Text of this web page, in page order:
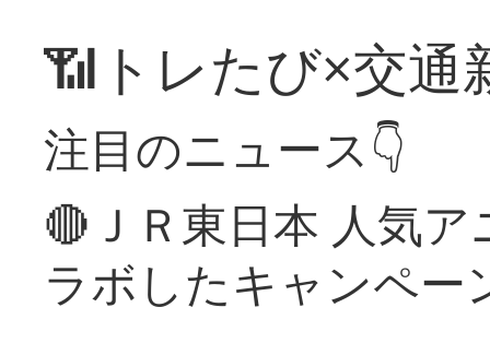
📶トレたび×交通
注目のニュース👇
🔴ＪＲ東日本 人気
ラボしたキャンペー